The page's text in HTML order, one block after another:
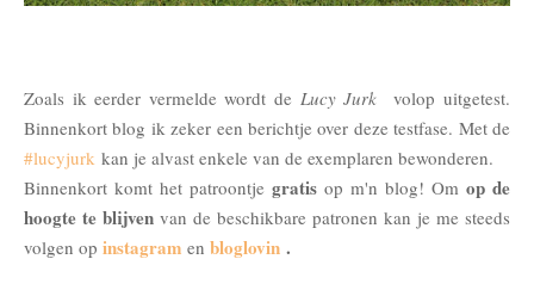
Zoals ik eerder vermelde wordt de Lucy Jurk
volop uitgetest.
Binnenkort blog ik zeker een berichtje over deze testfase. Met de
#lucyjurk kan je alvast enkele van de exemplaren bewonderen.
Binnenkort komt het patroontje gratis op m'n blog! Om op de
hoogte te blijven van de beschikbare patronen kan je me steeds
volgen op instagram en bloglovin .